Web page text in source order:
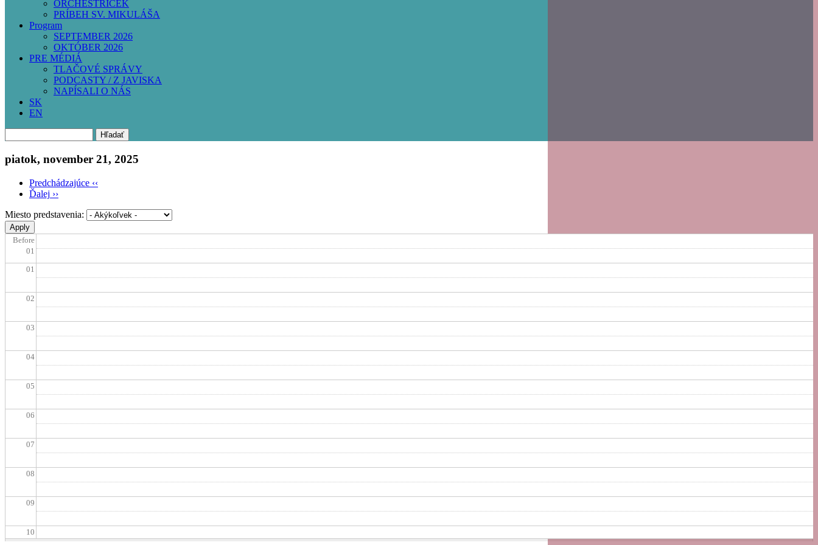
ORCHESTRÍČEK
PRÍBEH SV. MIKULÁŠA
Program
SEPTEMBER 2026
OKTÓBER 2026
PRE MÉDIÁ
TLAČOVÉ SPRÁVY
PODCASTY / Z JAVISKA
NAPÍSALI O NÁS
SK
EN
piatok, november 21, 2025
Pagination
Predchádzajúce ‹‹
Ďalej ››
Miesto predstavenia:
Before
01
01
02
03
04
05
06
07
08
09
10